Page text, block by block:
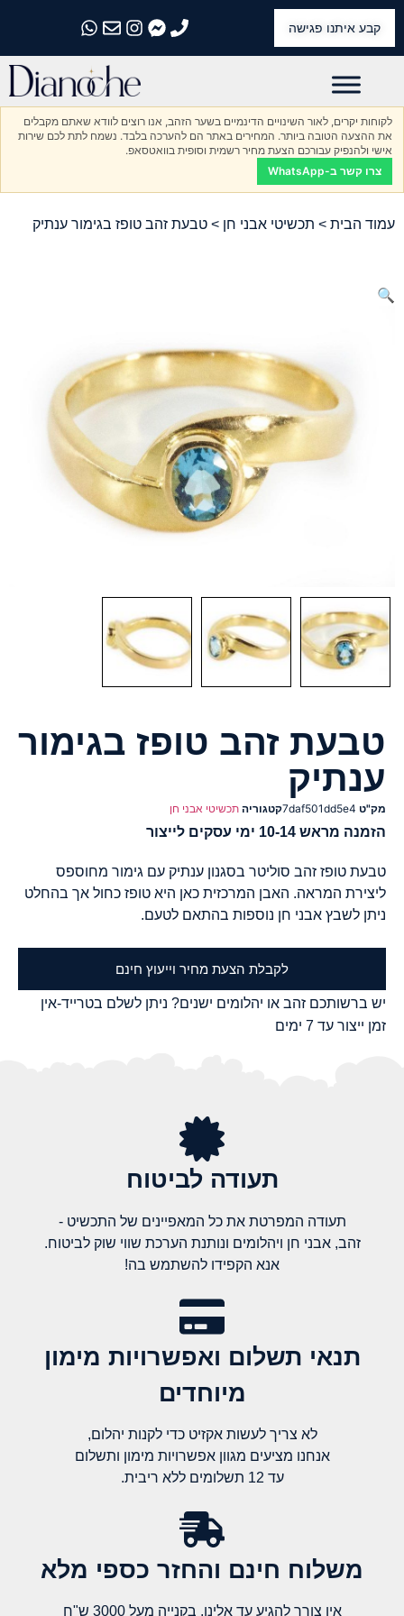
קבע איתנו פגישה
התקשרו אלינו
התקשרו אלינו
התקשרו אלינו
התקשרו אלינו
התקשרו אלינו
לקוחות יקרים, לאור השינויים הדינמיים בשער הזהב, אנו רוצים לוודא שאתם מקבלים
את ההצעה הטובה ביותר. המחירים באתר הם להערכה בלבד. נשמח לתת לכם שירות
אישי ולהנפיק עבורכם הצעת מחיר רשמית וסופית בוואטסאפ.
צרו קשר ב-WhatsApp
עמוד הבית > תכשיטי אבני חן > טבעת זהב טופז בגימור ענתיק
🔍
טבעת זהב טופז בגימור
ענתיק
מק"ט 7daf501dd5e4קטגוריה תכשיטי אבני חן
הזמנה מראש 10-14 ימי עסקים לייצור
טבעת טופז זהב סוליטר בסגנון ענתיק עם גימור מחוספס
ליצירת המראה. האבן המרכזית כאן היא טופז כחול אך בהחלט
ניתן לשבץ אבני חן נוספות בהתאם לטעם.
לקבלת הצעת מחיר וייעוץ חינם
יש ברשותכם זהב או יהלומים ישנים? ניתן לשלם בטרייד-אין
זמן ייצור עד 7 ימים
תעודה לביטוח
תעודה המפרטת את כל המאפיינים של התכשיט -
זהב, אבני חן ויהלומים ונותנת הערכת שווי שוק לביטוח.
אנא הקפידו להשתמש בה!
תנאי תשלום ואפשרויות מימון
מיוחדים
לא צריך לעשות אקזיט כדי לקנות יהלום,
אנחנו מציעים מגוון אפשרויות מימון ותשלום
עד 12 תשלומים ללא ריבית.
משלוח חינם והחזר כספי מלא​
אין צורך להגיע עד אלינו, בקנייה מעל 3000 ש"ח